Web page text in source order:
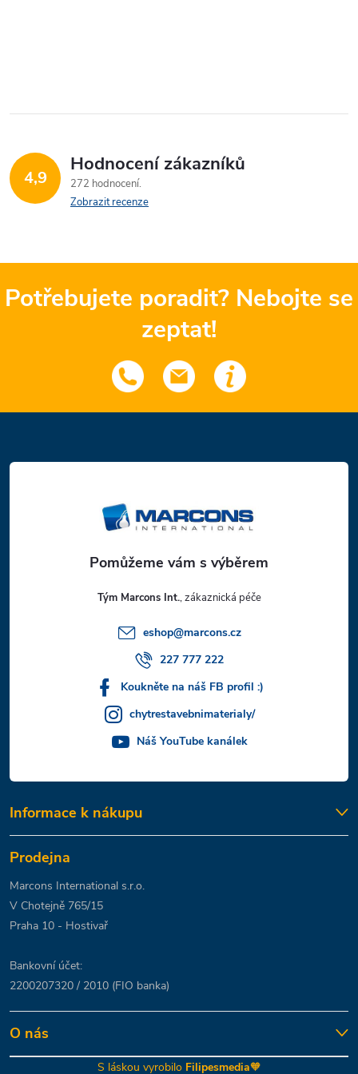
4,9
Hodnocení zákazníků
272 hodnocení
Zobrazit recenze
Potřebujete poradit? Nebojte se
zeptat!
á
Tým Marcons Int.
eshop@marcons.cz
227 777 222
Koukněte na náš FB profil :)
chytrestavebnimaterialy/
Náš YouTube kanálek
Informace k nákupu
Prodejna
Marcons International s.r.o.
V Chotejně 765/15
Praha 10 - Hostivař
Bankovní účet:
2200207320 / 2010 (FIO banka)
O nás
S láskou vyrobilo Filipesmedia🧡